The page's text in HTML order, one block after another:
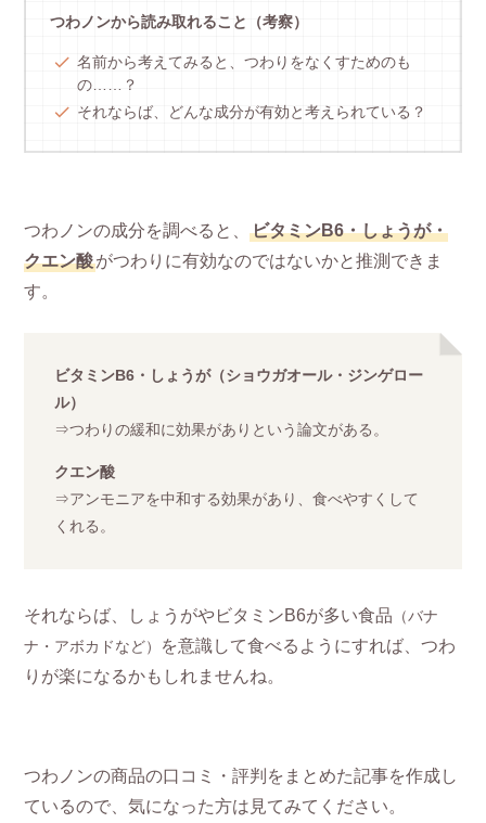
つわノンから読み取れること（考察）
名前から考えてみると、つわりをなくすためのも
の……？
それならば、どんな成分が有効と考えられている？
つわノンの成分を調べると、ビタミンB6・しょうが・
クエン酸がつわりに有効なのではないかと推測できま
す。
ビタミンB6・しょうが（ショウガオール・ジンゲロー
ル）
⇒つわりの緩和に効果がありという論文がある。
クエン酸
⇒アンモニアを中和する効果があり、食べやすくして
くれる。
それならば、しょうがやビタミンB6が多い食品 （バナ
ナ・アボカドなど）
を意識して食べるようにすれば、つわ
りが楽になるかもしれませんね。
つわノンの商品の口コミ・評判をまとめた記事を作成し
ているので、気になった方は見てみてください。